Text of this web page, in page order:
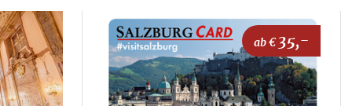
ab €35,-